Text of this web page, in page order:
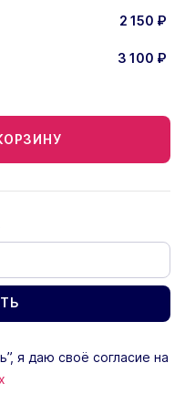
2 150 ₽
3 100 ₽
я даю своё согласие на